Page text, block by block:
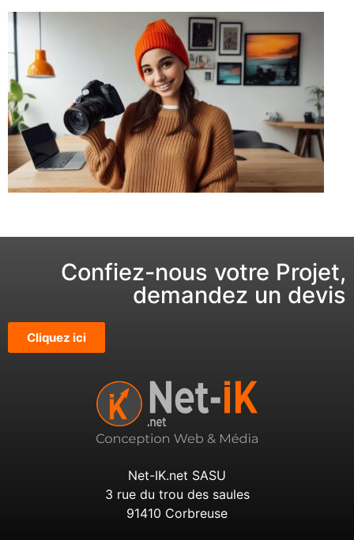
Confiez-nous votre Projet,
demandez un devis
Cliquez ici
Net-IK.net SASU
3 rue du trou des saules
91410 Corbreuse